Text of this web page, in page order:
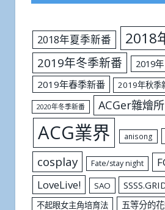
2018年夏季新番 2018
2019年冬季新番
2019
2019年春季新番
2019年秋季
2020年冬季新番 ACGer雜燴所
ACG業界 anisong
cosplay Fate/stay night
LoveLive! SAO
不起眼女主角培育法 五等分的